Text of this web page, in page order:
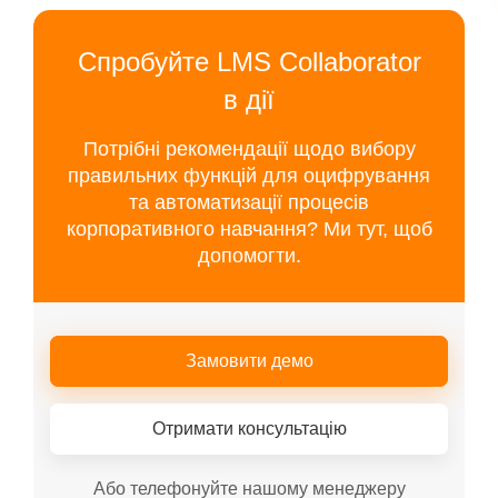
Спробуйте LMS Collaborator
в дії
Потрібні рекомендації щодо вибору
правильних функцій для оцифрування
та автоматизації процесів
корпоративного навчання? Ми тут, щоб
допомогти.
Замовити демо
Отримати консультацію
Або телефонуйте нашому менеджеру